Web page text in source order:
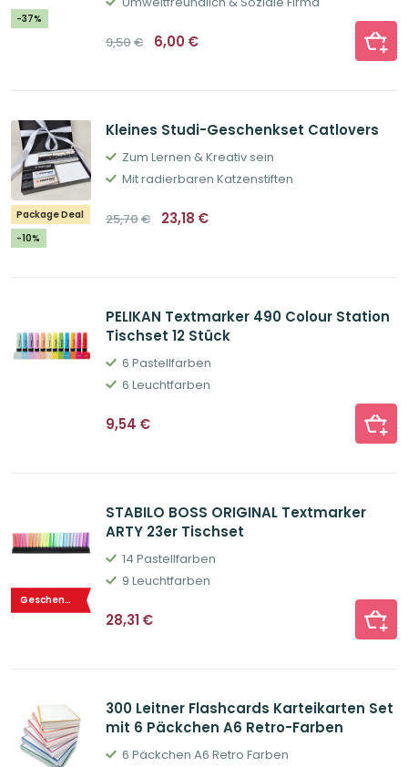
-37%
9,50€ Ursprünglicher
Preis
6,00€
Package Deal
-10%
Kleines Studi-Geschenkset Catlovers
Zum Lernen & Kreativ sein
Mit radierbaren Katzenstiften
25,70€ Ursprünglicher
Preis
23,18 €
PELIKAN Textmarker 490 Colour Station
Tischset 12 Stück
6 Pastellfarben
6 Leuchtfarben
9,54 €
Geschenktipp
STABILO BOSS ORIGINAL Textmarker
ARTY 23er Tischset
14 Pastellfarben
9 Leuchtfarben
28,31€
300 Leitner Flashcards Karteikarten Set
mit 6 Päckchen A6 Retro-Farben
6 Päckchen A6 Retro Farben